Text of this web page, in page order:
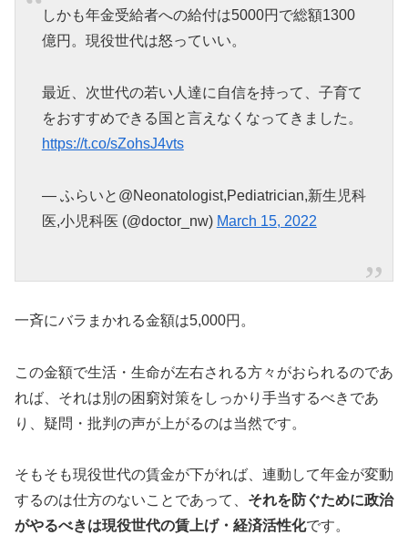
しかも年金受給者への給付は5000円で総額1300
億円。現役世代は怒っていい。
最近、次世代の若い人達に自信を持って、子育て
をおすすめできる国と言えなくなってきました。
https://t.co/sZohsJ4vts
— ふらいと@Neonatologist,Pediatrician,新生児科
医,小児科医 (@doctor_nw) March 15, 2022
一斉にバラまかれる金額は5,000円。
この金額で生活・生命が左右される方々がおられるのであ
れば、それは別の困窮対策をしっかり手当するべきであ
り、疑問・批判の声が上がるのは当然です。
そもそも現役世代の賃金が下がれば、連動して年金が変動
するのは仕方のないことであって、 それを防ぐために政治
がやるべきは現役世代の賃上げ・経済活性化です。